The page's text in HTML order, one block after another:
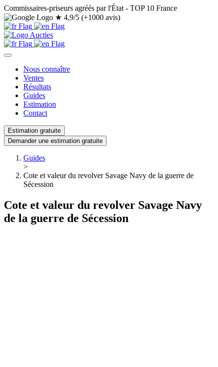
Commissaires-priseurs agréés par l'État - TOP 10 France
★ 4,9/5 (+1000 avis)
Nous connaître
Ventes
Résultats
Guides
Estimation
Contact
Estimation gratuite
Demander une estimation gratuite
Guides
>
Cote et valeur du revolver Savage Navy de la guerre de
Sécession
Cote et valeur du revolver Savage Navy
de la guerre de Sécession